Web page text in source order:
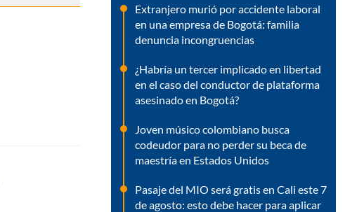
Extranjero murió por accidente laboral
en una empresa de Bogotá: familia
denuncia incongruencias
¿Habría un tercer implicado en libertad
en el caso del conductor de plataforma
asesinado en Bogotá?
Joven músico colombiano busca
codeudor para no perder su beca de
maestría en Estados Unidos
Pasaje del MIO será gratis en Cali este 7
de agosto: esto debe hacer para aplicar